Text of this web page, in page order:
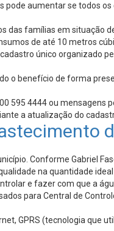
aumentar se todos
famílias em situação
de até 10 metros
único organizado
o benefício de forma
595 4444 ou mensagens
a atualização do
Conforme Gabriel
na quantidade
e fazer com que a
para Central de
GPRS (tecnologia que